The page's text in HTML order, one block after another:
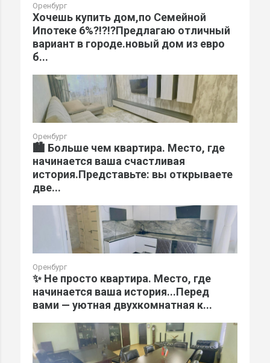
Оренбург
Хочешь купить дом,по Семейной
Ипотеке 6%?!?!?Предлагаю отличный
вариант в городе.новый дом из евро
б...
Оренбург
🏙️ Больше чем квартира. Место, где
начинается ваша счастливая
история.Представьте: вы открываете
две...
Оренбург
✨ Не просто квартира. Место, где
начинается ваша история...Перед
вами — уютная двухкомнатная к...